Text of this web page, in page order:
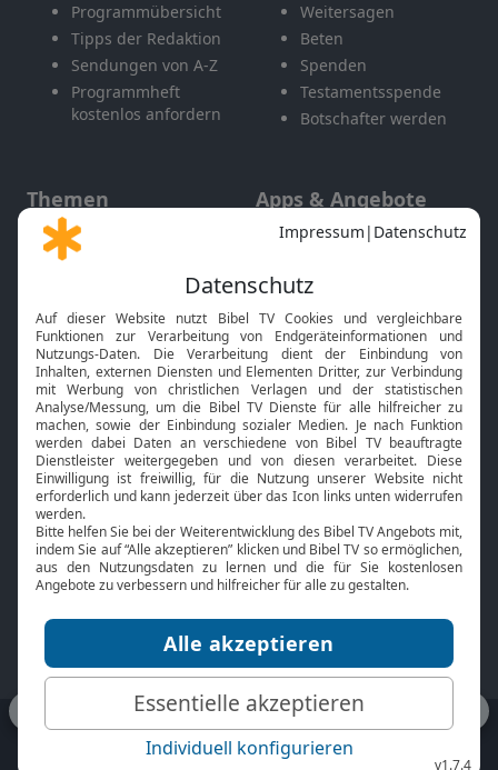
Programmübersicht
Tipps der Redaktion
Sendungen von A-Z
Programmheft
kostenlos anfordern
Weitersagen
Beten
Spenden
Testamentsspende
Botschafter werden
Themen
Gott und Bibel erklärt
Neuigkeiten
Apps & Angebote
Mobile App
Smart TV
HbbTV
Bibelthek Online-Bibel
Nächster Gottesdienst
Bibel TV
Über uns
Jobs
Mediadaten
Service
Kontakt
TV-Empfang
bibeltv.de: Impressum
Datenschutz
Nutzungsbedingungen